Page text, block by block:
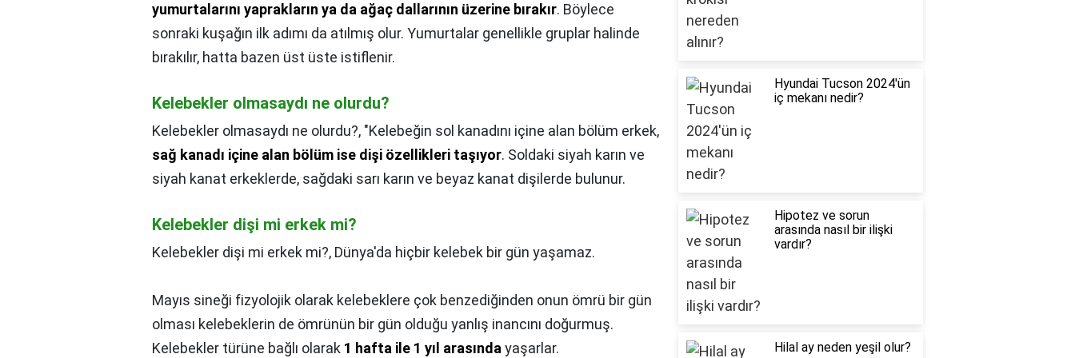
yumurtalarını yaprakların ya da ağaç dallarının üzerine bırakır. Böylece
sonraki kuşağın ilk adımı da atılmış olur. Yumurtalar genellikle gruplar halinde
bırakılır, hatta bazen üst üste istiflenir.
Kelebekler olmasaydı ne olurdu?
Kelebekler olmasaydı ne olurdu?, "Kelebeğin sol kanadını içine alan bölüm erkek,
sağ kanadı içine alan bölüm ise dişi özellikleri taşıyor. Soldaki siyah karın ve
siyah kanat erkeklerde, sağdaki sarı karın ve beyaz kanat dişilerde bulunur.
Kelebekler dişi mi erkek mi?
Kelebekler dişi mi erkek mi?, Dünya'da hiçbir kelebek bir gün yaşamaz.
Mayıs sineği fizyolojik olarak kelebeklere çok benzediğinden onun ömrü bir gün
olması kelebeklerin de ömrünün bir gün olduğu yanlış inancını doğurmuş.
Kelebekler türüne bağlı olarak 1 hafta ile 1 yıl arasındayaşarlar.
Hyundai Tucson 2024'ün
iç mekanı nedir?
Hipotez ve sorun
arasında nasıl bir ilişki
vardır?
Hilal ay neden yeşil olur?